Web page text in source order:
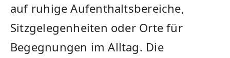
auf ruhige Aufenthaltsbereiche,
Sitzgelegenheiten oder Orte für
Begegnungen im Alltag. Die